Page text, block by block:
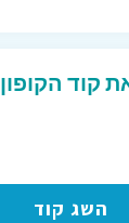
את קוד הקופון
השג קוד